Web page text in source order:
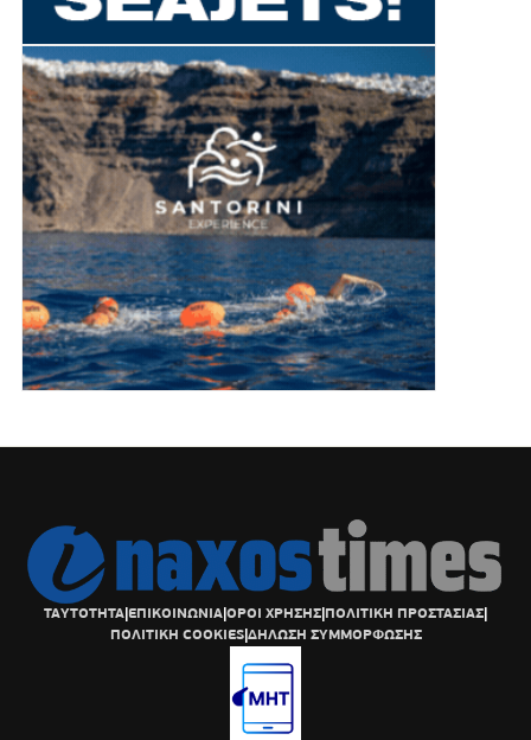
ΤΑΥΤΟΤΗΤΑ|ΕΠΙΚΟΙΝΩΝΙΑ|ΟΡΟΙ ΧΡΗΣΗΣ|ΠΟΛΙΤΙΚΗ ΠΡΟΣΤΑΣΙΑΣ|
ΠΟΛΙΤΙΚΗ COOKIES|ΔΗΛΩΣΗ ΣΥΜΜΟΡΦΩΣΗΣ